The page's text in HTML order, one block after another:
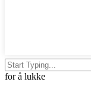
for å lukke